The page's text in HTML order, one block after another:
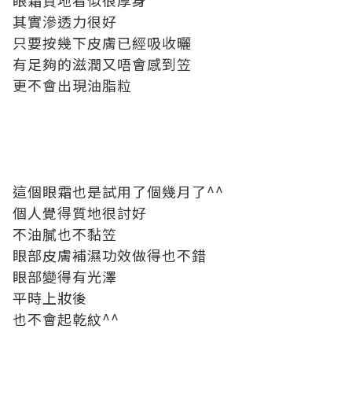
其實滲透力很好
只要按幾下皮膚已經吸收曬
有足夠的滋潤又唔會感到笠
更不會出現油脂粒
這個眼霜也是試用了個幾月了^^
個人覺得質地很討好
不油膩也不黏笠
眼部皮膚補濕功效做得也不錯
眼部變得有光澤
平時上妝後
也不會起乾紋^^